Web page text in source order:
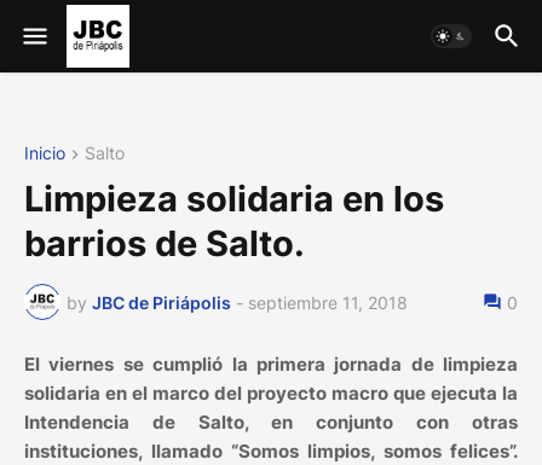
Inicio Salto
Limpieza solidaria en los
barrios de Salto.
by JBC de Piriápolis - septiembre 11, 2018 0
El viernes se cumplió la primera jornada de limpieza
solidaria en el marco del proyecto macro que ejecuta la
Intendencia de Salto, en conjunto con otras
instituciones, llamado “Somos limpios, somos felices”.